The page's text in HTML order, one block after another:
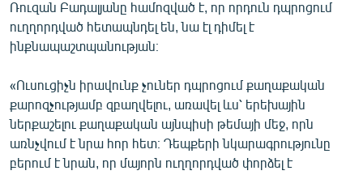
Ռուզան Բադալյանը համոզված է, որ որդուն դպրոցում
ուղղորդված հետապնդել են, նա էլ դիմել է
ինքնապաշտպանության։
«Ուսուցիչն իրավունք չուներ դպրոցում քաղաքական
քարոզչությամբ զբաղվելու, առավել ևս՝ երեխային
ներքաշելու քաղաքական այնպիսի թեմայի մեջ, որն
առնչվում է նրա հոր հետ։ Դեպքերի նկարագրությունը
բերում է նրան, որ մայորն ուղղորդված փորձել է